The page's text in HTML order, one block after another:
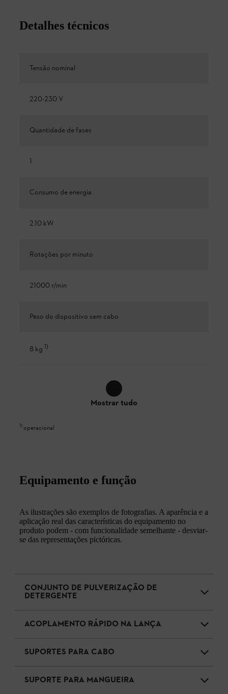
Detalhes técnicos
Tensão nominal
220-230 V
Quantidade de fases
1
Consumo de energia
2.10 kW
Rotações por minuto
21000 r/min
Peso do dispositivo sem cabo
8 kg 1)
Mostrar tudo
1) operacional
Equipamento e função
As ilustrações são exemplos de fotografias. A aparência e a
aplicação real das características do equipamento no
produto podem - com funcionalidade semelhante - desviar-
se das representações pictóricas.
CONJUNTO DE PULVERIZAÇÃO DE
DETERGENTE
ACOPLAMENTO RÁPIDO NA LANÇA
SUPORTES PARA CABO
SUPORTE PARA MANGUEIRA